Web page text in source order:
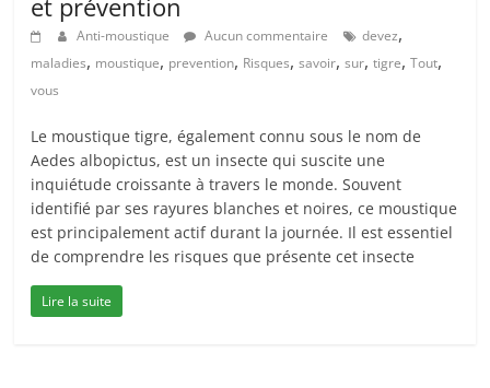
Anti-moustique Aucun commentaire devez,
maladies, moustique, prevention, Risques,savoir,sur,tigre,Tout,
vous
Le moustique tigre, également connu sous le nom de
Aedes albopictus, est un insecte qui suscite une
inquiétude croissante à travers le monde. Souvent
identifié par ses rayures blanches et noires, ce moustique
est principalement actif durant la journée. Il est essentiel
de comprendre les risques que présente cet insecte
Lire la suite